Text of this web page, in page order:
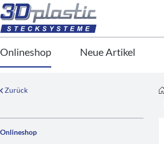
Onlineshop Neue Artikel
Zurück
Onlineshop